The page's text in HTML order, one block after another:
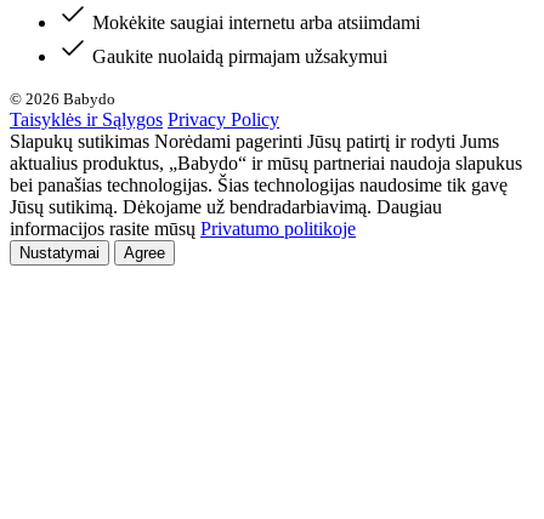
Mokėkite saugiai internetu arba atsiimdami
Gaukite nuolaidą pirmajam užsakymui
© 2026 Babydo
Taisyklės ir Sąlygos Privacy Policy
Slapukų sutikimas Norėdami pagerinti Jūsų patirtį ir rodyti Jums
aktualius produktus, „Babydo“ ir mūsų partneriai naudoja slapukus
bei panašias technologijas. Šias technologijas naudosime tik gavę
Jūsų sutikimą. Dėkojame už bendradarbiavimą. Daugiau
informacijos rasite mūsų Privatumo politikoje
Nustatymai Agree